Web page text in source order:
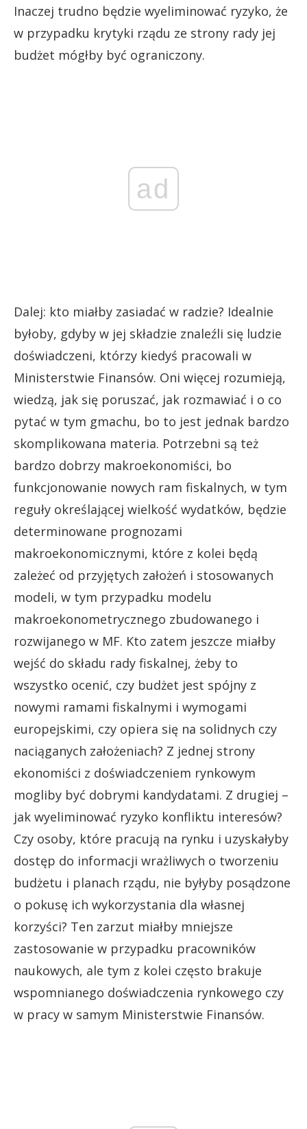
Inaczej trudno będzie wyeliminować ryzyko, że
w przypadku krytyki rządu ze strony rady jej
budżet mógłby być ograniczony.
ad
Dalej: kto miałby zasiadać w radzie? Idealnie
byłoby, gdyby w jej składzie znaleźli się ludzie
doświadczeni, którzy kiedyś pracowali w
Ministerstwie Finansów. Oni więcej rozumieją,
wiedzą, jak się poruszać, jak rozmawiać i o co
pytać w tym gmachu, bo to jest jednak bardzo
skomplikowana materia. Potrzebni są też
bardzo dobrzy makroekonomiści, bo
funkcjonowanie nowych ram fiskalnych, w tym
reguły określającej wielkość wydatków, będzie
determinowane prognozami
makroekonomicznymi, które z kolei będą
zależeć od przyjętych założeń i stosowanych
modeli, w tym przypadku modelu
makroekonometrycznego zbudowanego i
rozwijanego w MF. Kto zatem jeszcze miałby
wejść do składu rady fiskalnej, żeby to
wszystko ocenić, czy budżet jest spójny z
nowymi ramami fiskalnymi i wymogami
europejskimi, czy opiera się na solidnych czy
naciąganych założeniach? Z jednej strony
ekonomiści z doświadczeniem rynkowym
mogliby być dobrymi kandydatami. Z drugiej –
jak wyeliminować ryzyko konfliktu interesów?
Czy osoby, które pracują na rynku i uzyskałyby
dostęp do informacji wrażliwych o tworzeniu
budżetu i planach rządu, nie byłyby posądzone
o pokusę ich wykorzystania dla własnej
korzyści? Ten zarzut miałby mniejsze
zastosowanie w przypadku pracowników
naukowych, ale tym z kolei często brakuje
wspomnianego doświadczenia rynkowego czy
w pracy w samym Ministerstwie Finansów.